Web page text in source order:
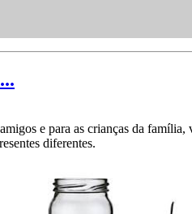
e para as crianças da
diferentes.